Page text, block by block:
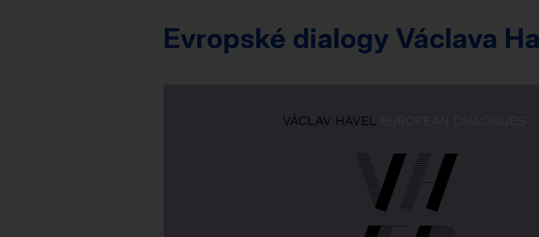
Evropské dialogy Václava